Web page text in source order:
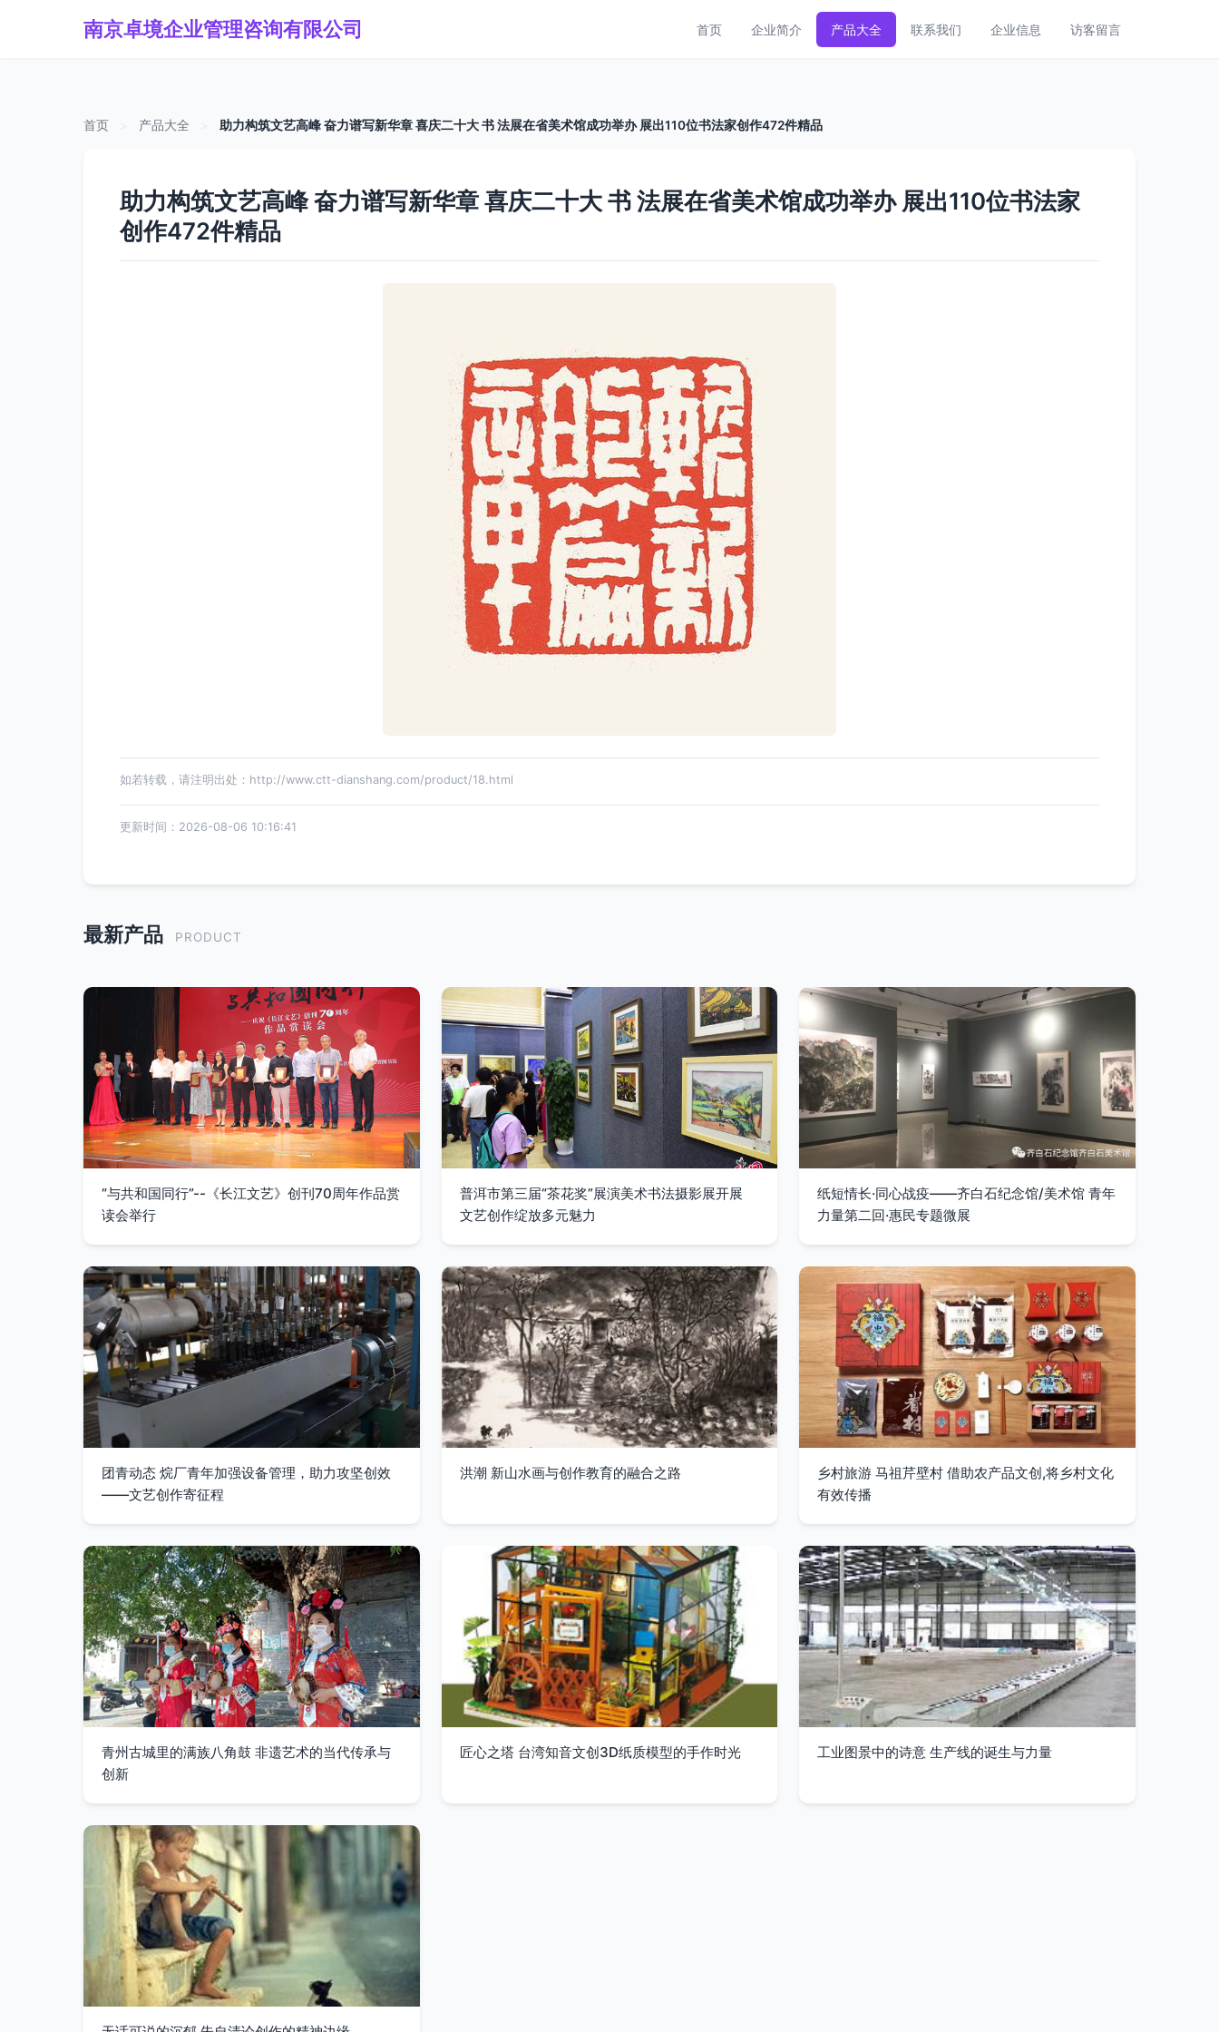
南京卓境企业管理咨询有限公司 首页 企业简介 产品大全 联系我们 企业信息 访客留言
首页 产品大全 助力构筑文艺高峰 奋力谱写新华章 喜庆二十大 书 法展在省美术馆成功举办 展出110位书法家创作472件精品
助力构筑文艺高峰 奋力谱写新华章 喜庆二十大 书 法展在省美术馆成功举办 展出110位书法家
创作472件精品
如若转载，请注明出处：http://www.ctt-dianshang.com/product/18.html
更新时间：2026-08-06 10:16:41
最新产品 PRODUCT
“与共和国同行”--《长江文艺》创刊70周年作品赏
读会举行
普洱市第三届“茶花奖”展演美术书法摄影展开展
文艺创作绽放多元魅力
纸短情长·同心战疫——齐白石纪念馆/美术馆 青年
力量第二回·惠民专题微展
团青动态 烷厂青年加强设备管理，助力攻坚创效
——文艺创作寄征程
洪潮 新山水画与创作教育的融合之路
乡村旅游 马祖芹壁村 借助农产品文创,将乡村文化
有效传播
青州古城里的满族八角鼓 非遗艺术的当代传承与
创新
匠心之塔 台湾知音文创3D纸质模型的手作时光 工业图景中的诗意 生产线的诞生与力量